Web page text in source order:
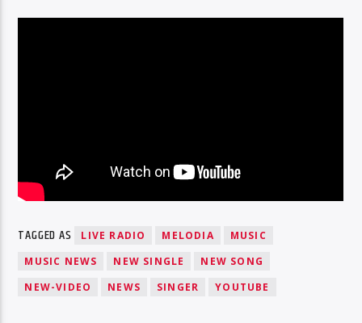
TAGGED AS LIVE RADIO MELODIA
MUSIC
MUSIC NEWS
NEW SINGLE
NEW SONG
NEW-VIDEO
NEWS SINGER YOUTUBE